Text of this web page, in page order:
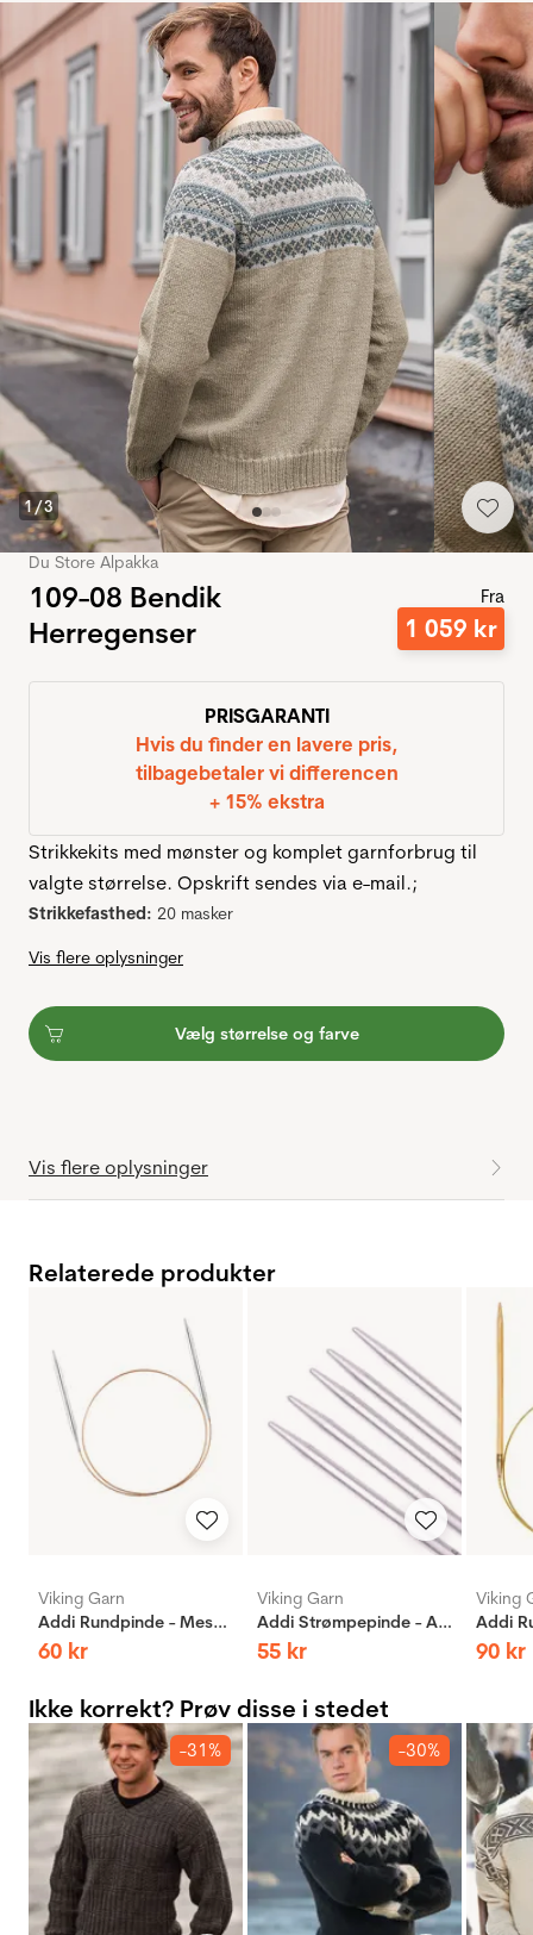
1/3
Du Store Alpakka
109-08 Bendik
Herregenser
Fra
1 059 kr
PRISGARANTI
Hvis du finder en lavere pris,
tilbagebetaler vi differencen
+ 15% ekstra
Strikkekits med mønster og komplet garnforbrug til
valgte størrelse. Opskrift sendes via e-mail.;
Strikkefasthed: 20 masker
Vis flere oplysninger
Vælg størrelse og farve
Vis flere oplysninger
Relaterede produkter
Viking Garn
Addi Rundpinde - Messing
60 kr
Viking Garn
Addi Strømpepinde - Aluminium
55 kr
Viking
90 kr
Ikke korrekt? Prøv disse i stedet
-31% -30%